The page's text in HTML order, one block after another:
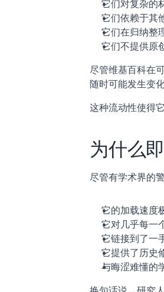
它们对复杂的
它们依赖于其
它们在归纳整
它们不提供原
尽管维基百科在
随时可能发生变
这种流动性使得
为什么
尽管有学术界的
它的加载速度
它对几乎每一
它链接到了一
它提供了历史
与晦涩难懂的